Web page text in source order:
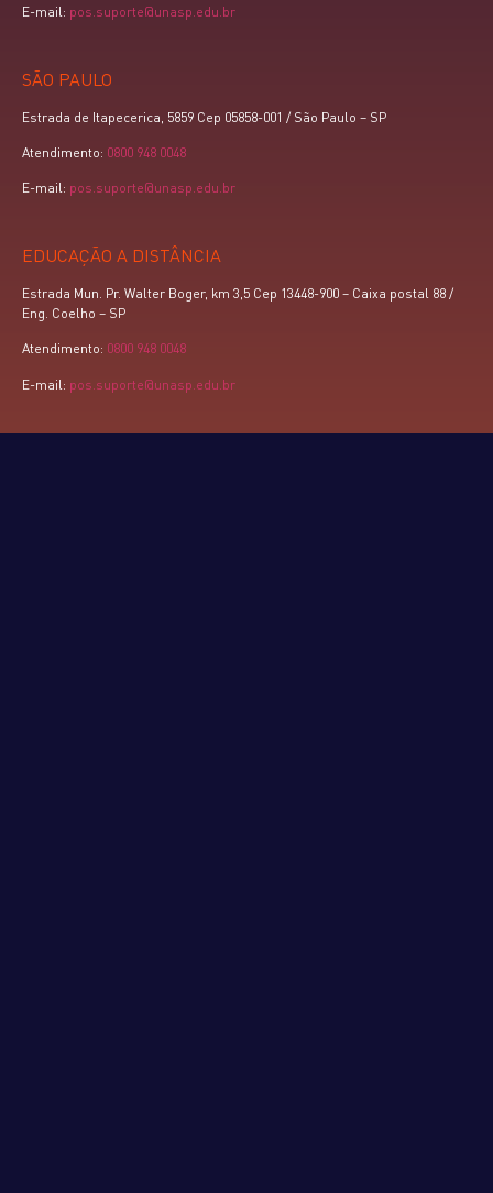
E-mail: pos.suporte@unasp.edu.br
SÃO PAULO
Estrada de Itapecerica, 5859 Cep 05858-001 / São Paulo – SP
Atendimento: 0800 948 0048
E-mail: pos.suporte@unasp.edu.br
EDUCAÇÃO A DISTÂNCIA
Estrada Mun. Pr. Walter Boger, km 3,5 Cep 13448-900 – Caixa postal 88 /
Eng. Coelho – SP
Atendimento: 0800 948 0048
E-mail: pos.suporte@unasp.edu.br